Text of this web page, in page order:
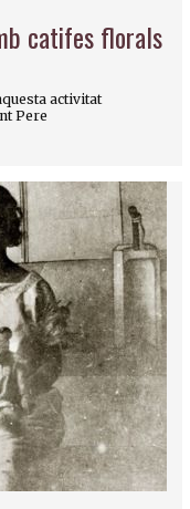
catifes florals
activitat
Pere